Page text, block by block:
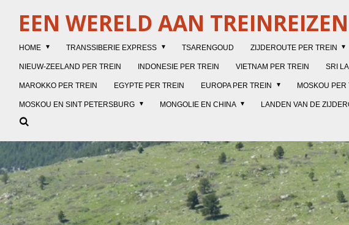
direct
hoofdinhoud
EEN WERELD AAN
HOME TRANSSIBERIE EXPRESS TSARENGOUD ZIJDEROUTE PER TREIN
NIEUW-ZEELAND PER TREIN INDONESIE PER TREIN VIETNAM PER TREIN SRI
MAROKKO PER TREIN EGYPTE PER TREIN EUROPA PER TREIN MOSKOU PER
MOSKOU EN SINT PETERSBURG MONGOLIE EN CHINA LANDEN VAN DE